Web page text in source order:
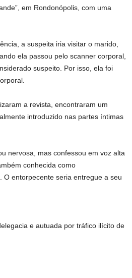
em Rondonópolis, com uma
a suspeita iria visitar o marido,
ela passou pelo scanner corporal,
suspeito. Por isso, ela foi
a revista, encontraram um
introduzido nas partes íntimas
nervosa, mas confessou em voz alta
conhecida como
O entorpecente seria entregue a seu
e autuada por tráfico ilícito de